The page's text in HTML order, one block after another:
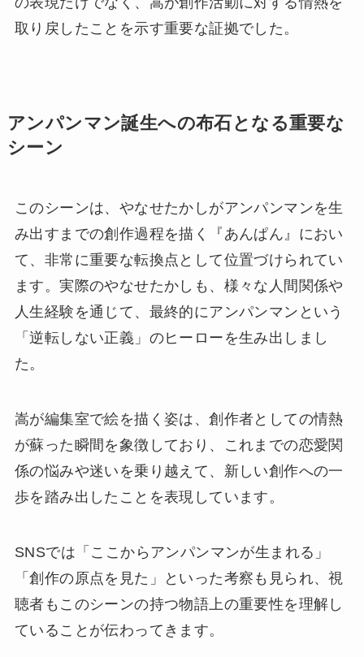
取り戻したことを示す重要な証拠でした。
アンパンマン誕生への布石となる重要な
シーン
このシーンは、やなせたかしがアンパンマンを生
み出すまでの創作過程を描く『あんぱん』におい
て、非常に重要な転換点として位置づけられてい
ます。実際のやなせたかしも、様々な人間関係や
人生経験を通じて、最終的にアンパンマンという
「逆転しない正義」のヒーローを生み出しまし
た。
嵩が編集室で絵を描く姿は、創作者としての情熱
が蘇った瞬間を象徴しており、これまでの恋愛関
係の悩みや迷いを乗り越えて、新しい創作への一
歩を踏み出したことを表現しています。
SNSでは「ここからアンパンマンが生まれる」
「創作の原点を見た」といった考察も見られ、視
聴者もこのシーンの持つ物語上の重要性を理解し
ていることが伝わってきます。